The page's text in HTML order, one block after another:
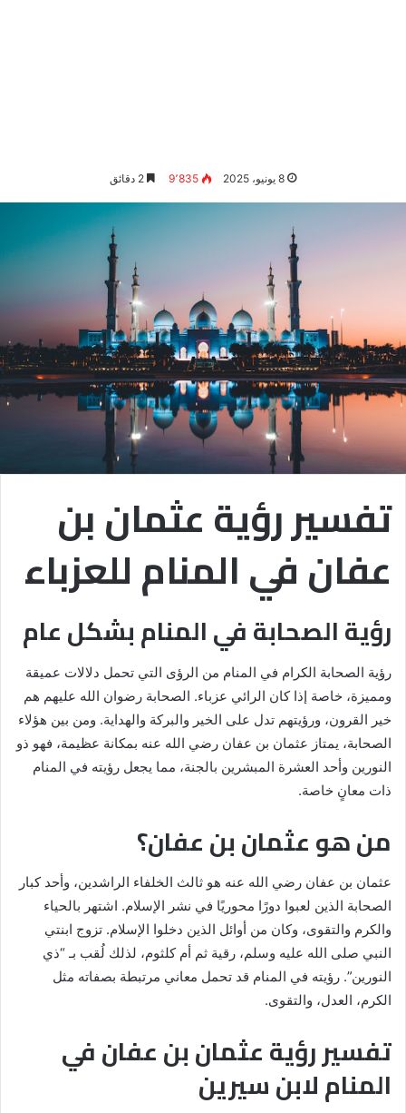
8 يونيو، 2025 9٬835
تفسير رؤية عثمان بن
عفان في المنام للعزباء
رؤية الصحابة في المنام بشكل عام
رؤية الصحابة الكرام في المنام من الرؤى التي تحمل دلالات عميقة
ومميزة، خاصة إذا كان الرائي عزباء. الصحابة رضوان الله عليهم هم
خير القرون، ورؤيتهم تدل على الخير والبركة والهداية. ومن بين هؤلاء
الصحابة، يمتاز عثمان بن عفان رضي الله عنه بمكانة عظيمة، فهو ذو
النورين وأحد العشرة المبشرين بالجنة، مما يجعل رؤيته في المنام
ذات معانٍ خاصة.
من هو عثمان بن عفان؟
عثمان بن عفان رضي الله عنه هو ثالث الخلفاء الراشدين، وأحد كبار
الصحابة الذين لعبوا دورًا محوريًا في نشر الإسلام. اشتهر بالحياء
والكرم والتقوى، وكان من أوائل الذين دخلوا الإسلام. تزوج ابنتي
النبي صلى الله عليه وسلم، رقية ثم أم كلثوم، لذلك لُقب بـ “ذي
النورين”. رؤيته في المنام قد تحمل معاني مرتبطة بصفاته مثل
الكرم، العدل، والتقوى.
تفسير رؤية عثمان بن عفان في
المنام لابن سيرين